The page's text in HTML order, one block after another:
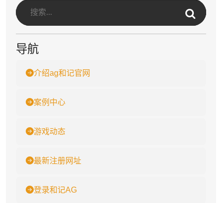
导航
介绍ag和记官网
案例中心
游戏动态
最新注册网址
登录和记AG